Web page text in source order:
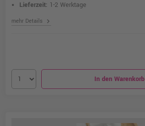
Lieferzeit: 1-2 Werktage
mehr Details chevron_right
In den Warenkorb